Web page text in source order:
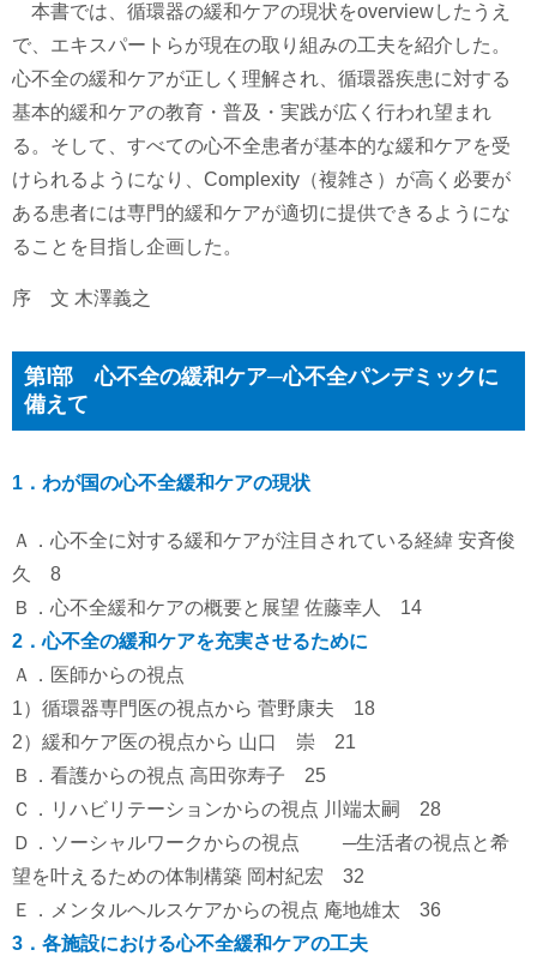
本書では、循環器の緩和ケアの現状をoverviewしたうえ
で、エキスパートらが現在の取り組みの工夫を紹介した。
心不全の緩和ケアが正しく理解され、循環器疾患に対する
基本的緩和ケアの教育・普及・実践が広く行われ望まれ
る。そして、すべての心不全患者が基本的な緩和ケアを受
けられるようになり、Complexity（複雑さ）が高く必要が
ある患者には専門的緩和ケアが適切に提供できるようにな
ることを目指し企画した。
序 文 木澤義之
第Ⅰ部 心不全の緩和ケア─心不全パンデミックに
備えて
1．わが国の心不全緩和ケアの現状
Ａ．心不全に対する緩和ケアが注目されている経緯 安斉俊
久 8
Ｂ．心不全緩和ケアの概要と展望 佐藤幸人 14
2．心不全の緩和ケアを充実させるために
Ａ．医師からの視点
1）循環器専門医の視点から 菅野康夫 18
2）緩和ケア医の視点から 山口 崇 21
Ｂ．看護からの視点 高田弥寿子 25
Ｃ．リハビリテーションからの視点 川端太嗣 28
Ｄ．ソーシャルワークからの視点 ─生活者の視点と希
望を叶えるための体制構築 岡村紀宏 32
Ｅ．メンタルヘルスケアからの視点 庵地雄太 36
3．各施設における心不全緩和ケアの工夫